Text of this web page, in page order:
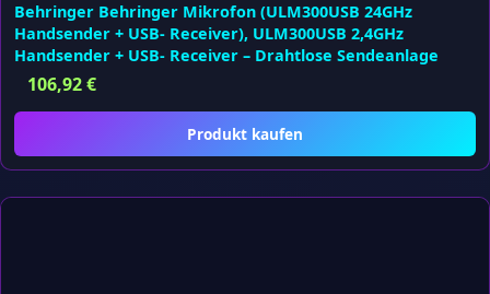
Behringer Behringer Mikrofon (ULM300USB 24GHz
Handsender + USB- Receiver), ULM300USB 2,4GHz
Handsender + USB- Receiver – Drahtlose Sendeanlage
106,92€
Produkt kaufen